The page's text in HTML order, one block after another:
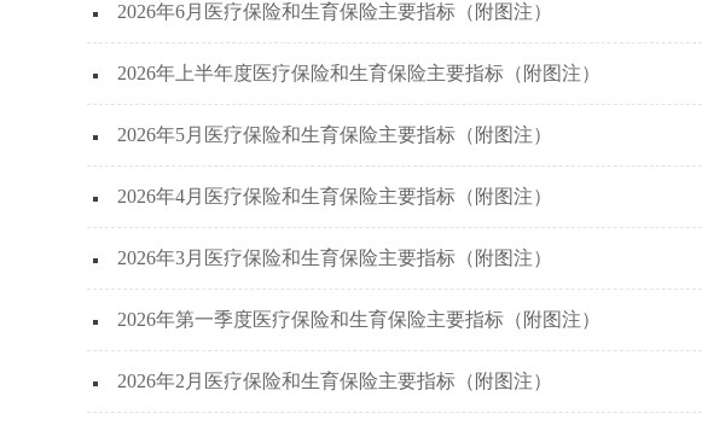
2026年6月医疗保险和生育保险主要指标（附图注）
2026年上半年度医疗保险和生育保险主要指标（附图注）
2026年5月医疗保险和生育保险主要指标（附图注）
2026年4月医疗保险和生育保险主要指标（附图注）
2026年3月医疗保险和生育保险主要指标（附图注）
2026年第一季度医疗保险和生育保险主要指标（附图注）
2026年2月医疗保险和生育保险主要指标（附图注）